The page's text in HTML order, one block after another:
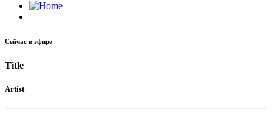
Сейчас в эфире
Title
Artist